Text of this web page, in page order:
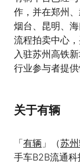
作，并在郑州
烟台、昆明、
流程拍卖中心
入驻苏州高铁
行业参与者提供
关于有辆
「有辆 」（苏
手车B2B流通